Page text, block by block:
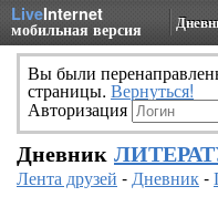
LiveInternet
мобильная версия
Вы были
страницы. Вернуться!
Авторизация
Дневник
Лента друзей -Дневник-